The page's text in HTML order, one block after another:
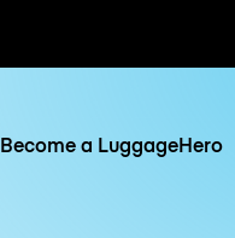
Become a LuggageHero